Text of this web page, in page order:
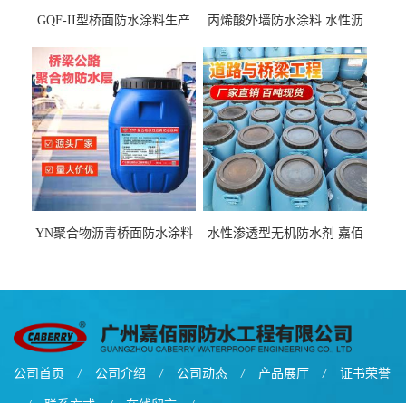
GQF-II型桥面防水涂料生产
丙烯酸外墙防水涂料 水性沥
厂家
YN聚合物沥青桥面防水涂料
水性渗透型无机防水剂 嘉佰
公司首页 / 公司介绍 / 公司动态 / 产品展厅 / 证书荣誉